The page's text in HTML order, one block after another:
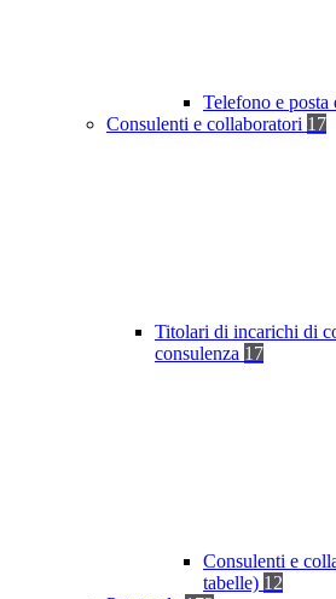
Telefono e posta
Consulenti e collaboratori 17
Titolari di incarichi di
consulenza 17
Consulenti e
tabelle) 12